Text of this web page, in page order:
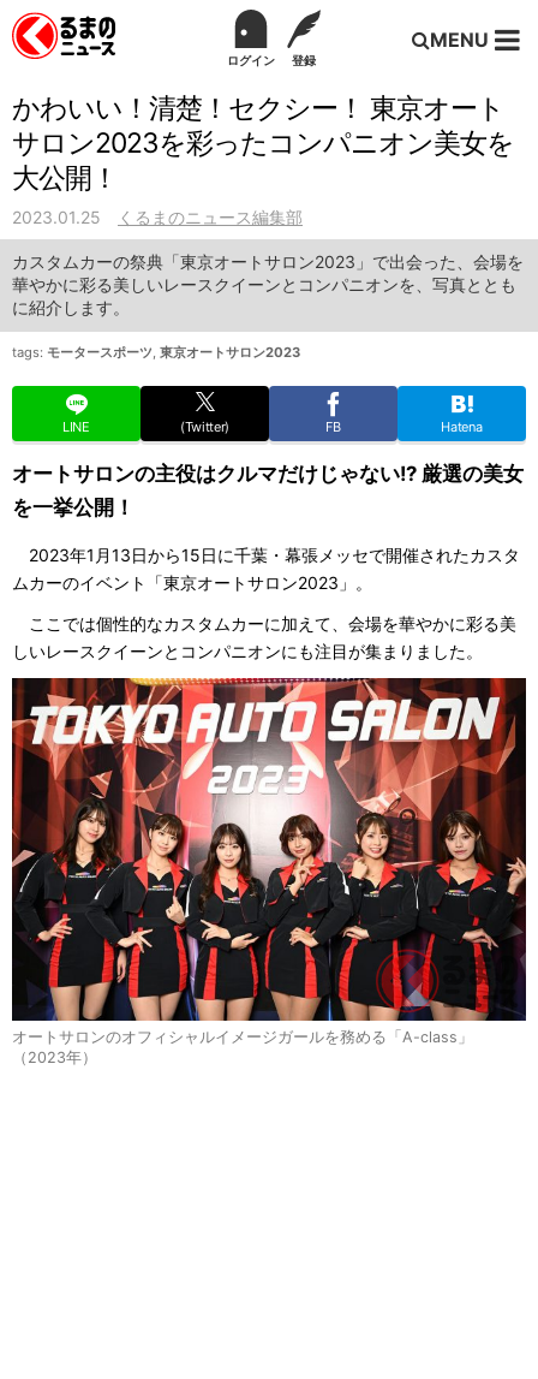
ログイン 登録
MENU
かわいい！清楚！セクシー！ 東京オート
サロン2023を彩ったコンパニオン美女を
大公開！
2023.01.25 くるまのニュース編集部
カスタムカーの祭典「東京オートサロン2023」で出会った、会場を
華やかに彩る美しいレースクイーンとコンパニオンを、写真ととも
に紹介します。
tags: モータースポーツ, 東京オートサロン2023
LINE (Twitter) FB Hatena
オートサロンの主役はクルマだけじゃない!? 厳選の美女
を一挙公開！
2023年1月13日から15日に千葉・幕張メッセで開催されたカスタ
ムカーのイベント「東京オートサロン2023」。
ここでは個性的なカスタムカーに加えて、会場を華やかに彩る美
しいレースクイーンとコンパニオンにも注目が集まりました。
オートサロンのオフィシャルイメージガールを務める「A-class」
（2023年）